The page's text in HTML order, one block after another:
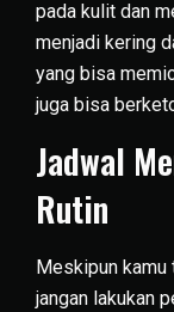
pada kulit dan
menjadi kering
yang bisa
juga bisa
Jadwal
Rutin
Meskipun kamu
jangan lakukan